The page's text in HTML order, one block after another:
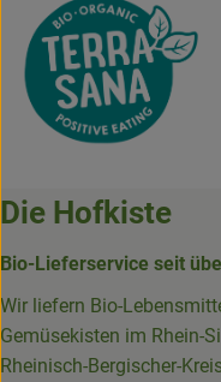
Die Hofkiste
Bio-Lieferservice seit
Wir liefern Bio-
Gemüsekisten im Rhein-
Rheinisch-Bergischer-